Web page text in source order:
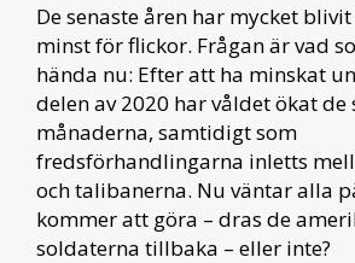
De senaste åren har mycket
minst för flickor. Frågan är vad
hända nu: Efter att ha minskat
delen av 2020 har våldet ökat de
månaderna, samtidigt som
fredsförhandlingarna inletts
och talibanerna. Nu väntar alla
kommer att göra – dras de
soldaterna tillbaka – eller inte?